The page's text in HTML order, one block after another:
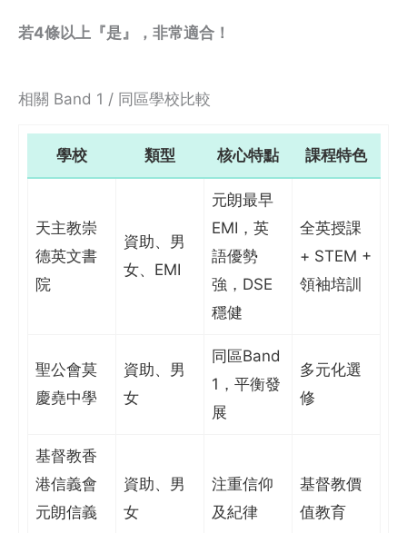
若4條以上『是』，非常適合！
相關 Band 1 / 同區學校比較
學校 類型 核心特點 課程特色
天主教崇
德英文書
院
資助、男
女、EMI
元朗最早
EMI，英
語優勢
強，DSE
穩健
全英授課
+ STEM +
領袖培訓
聖公會莫
慶堯中學
資助、男
女
同區Band
1，平衡發
展
多元化選
修
基督教香
港信義會
元朗信義
資助、男
女
注重信仰
及紀律
基督教價
值教育